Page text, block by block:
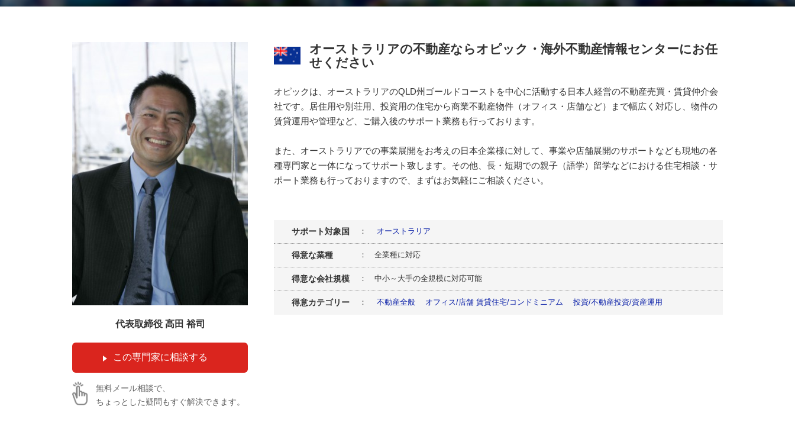
代表取締役 高田 裕司
無料メール相談で、
ちょっとした疑問もすぐ解決できます。
オーストラリアの不動産ならオピック・海外不動産情報センターにお任
せください
オピックは、オーストラリアのQLD州ゴールドコーストを中心に活動する日本人経営の不動産売買・賃貸仲介会
社です。居住用や別荘用、投資用の住宅から商業不動産物件（オフィス・店舗など）まで幅広く対応し、物件の
賃貸運用や管理など、ご購入後のサポート業務も行っております。
また、オーストラリアでの事業展開をお考えの日本企業様に対して、事業や店舗展開のサポートなども現地の各
種専門家と一体になってサポート致します。その他、長・短期での親子（語学）留学などにおける住宅相談・サ
ポート業務も行っておりますので、まずはお気軽にご相談ください。
サポート対象国 ： オーストラリア
得意な業種 ： 全業種に対応
得意な会社規模 ： 中小～大手の全規模に対応可能
得意カテゴリー ：不動産全般 オフィス/店舗 賃貸住宅/コンドミニアム 投資/不動産投資/資産運用